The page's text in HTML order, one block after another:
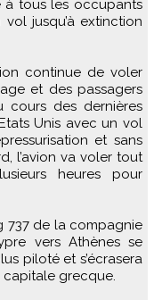
à tous les occupants
jusqu’à extinction
continue de voler
et des passagers
cours des dernières
Unis avec un vol
et sans
l’avion va voler tout
heures pour
737 de la compagnie
vers Athènes se
piloté et s’écrasera
grecque.